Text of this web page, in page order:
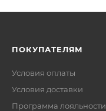
ПОКУПАТЕЛЯМ
Условия оплаты
Условия доставки
Программа лояльности